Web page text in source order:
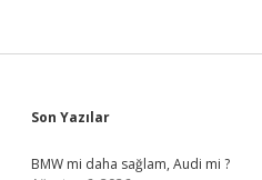
Sidebar
Son Yazılar
BMW mi daha sağlam, Audi mi ?